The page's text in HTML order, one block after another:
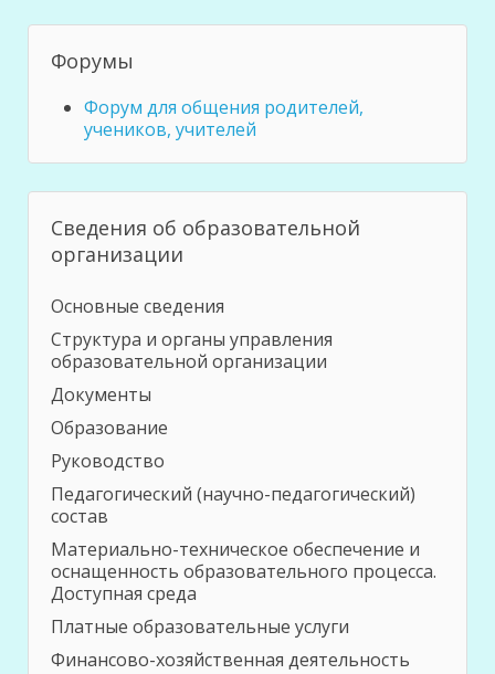
Форумы
Форум для общения родителей,
учеников, учителей
Сведения об образовательной
организации
Основные сведения
Структура и органы управления
образовательной организации
Документы
Образование
Руководство
Педагогический (научно-педагогический)
состав
Материально-техническое обеспечение и
оснащенность образовательного процесса.
Доступная среда
Платные образовательные услуги
Финансово-хозяйственная деятельность